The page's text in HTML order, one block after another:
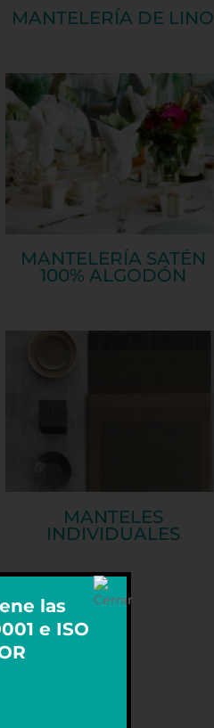
MANTELERÍA DE LINO
MANTELERÍA SATÉN
100% ALGODÓN
MANTELES
INDIVIDUALES
las
e ISO